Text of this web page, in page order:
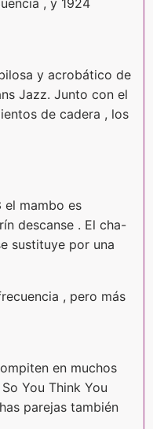
y acrobático de
Jazz. Junto con el
de cadera , los
el mambo es
descanse . El cha-
sustituye por una
, pero más
en muchos
You Think You
parejas también